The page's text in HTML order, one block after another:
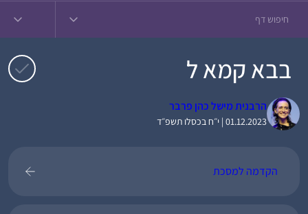
בבא קמא ל
הרבנית מישל כהן פרבר
01.12.2023 | י״ח בכסלו תשפ״ד
הקדמה למסכת